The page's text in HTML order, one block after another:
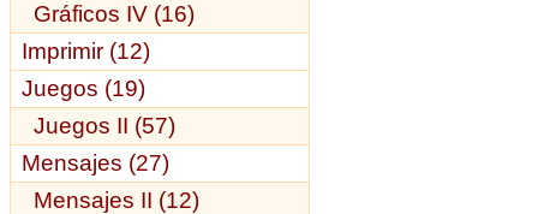
Gráficos IV (16)
Imprimir (12)
Juegos (19)
Juegos II (57)
Mensajes (27)
Mensajes II (12)